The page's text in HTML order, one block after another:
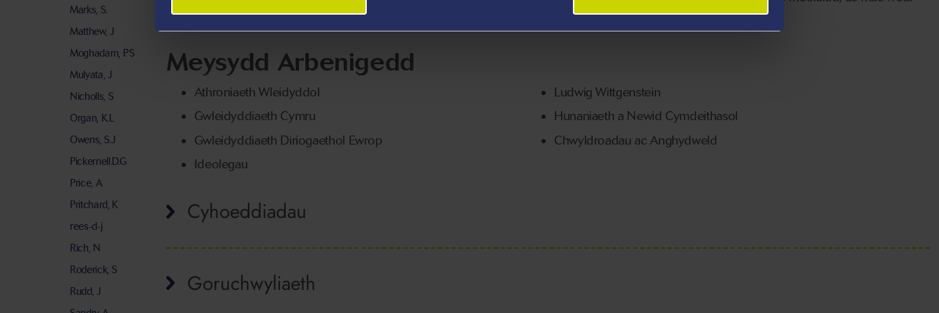
cynhyrchu podlediadau o Senedd Ewrop ym Mrwsel, Gwlad Belg.
Meysydd Arbenigedd
Athroniaeth Wleidyddol
Gwleidyddiaeth Cymru
Gwleidyddiaeth Diriogaethol Ewrop
Ideolegau
Ludwig Wittgenstein
Hunaniaeth a Newid Cymdeithasol
Chwyldroadau ac Anghydweld
Cyhoeddiadau
Goruchwyliaeth
Marks, S.
Matthew, J
Moghadam, P. S
Mulyata, J
Nicholls, S
Organ, K.L
Owens, S.J
Pickernell.D.G
Price, A
Pritchard, K
rees-d-j
Rich, N
Roderick, S
Rudd, J